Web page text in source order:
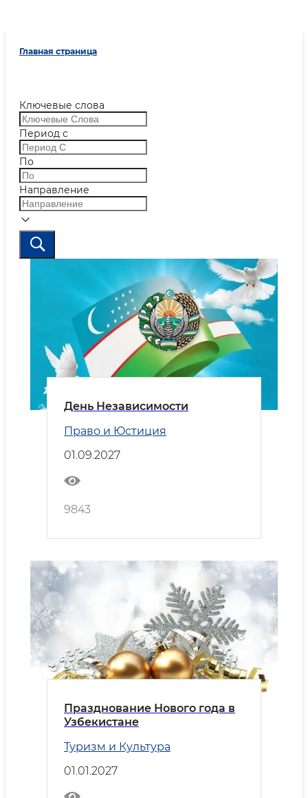
Главная страница
Ключевые слова
Период с
По
Направление
День Независимости
Право и Юстиция
01.09.2027
9843
Празднование Нового года в
Узбекистане
Туризм и Культура
01.01.2027